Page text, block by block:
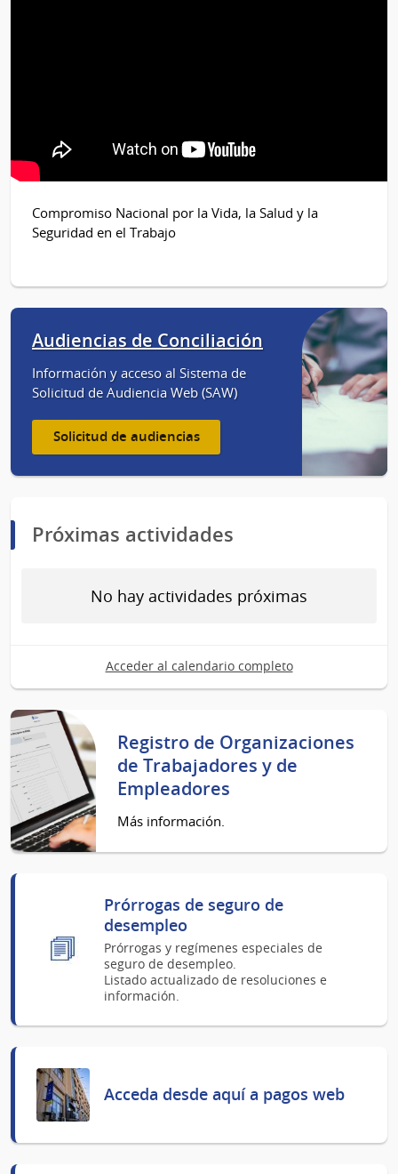
Compromiso Nacional por la Vida, la Salud y la
Seguridad en el Trabajo
Audiencias de Conciliación
Información y acceso al Sistema de
Solicitud de Audiencia Web (SAW)
Solicitud de audiencias
Próximas actividades
No hay actividades próximas
Acceder al calendario completo
Registro de Organizaciones
de Trabajadores y de
Empleadores
Más información.
Prórrogas de seguro de
desempleo
Prórrogas y regímenes especiales de
seguro de desempleo.
Listado actualizado de resoluciones e
información.
Acceda desde aquí a pagos web